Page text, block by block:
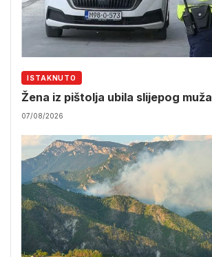
ISTAKNUTO
Žena iz pištolja ubila slijepog muža
07/08/2026